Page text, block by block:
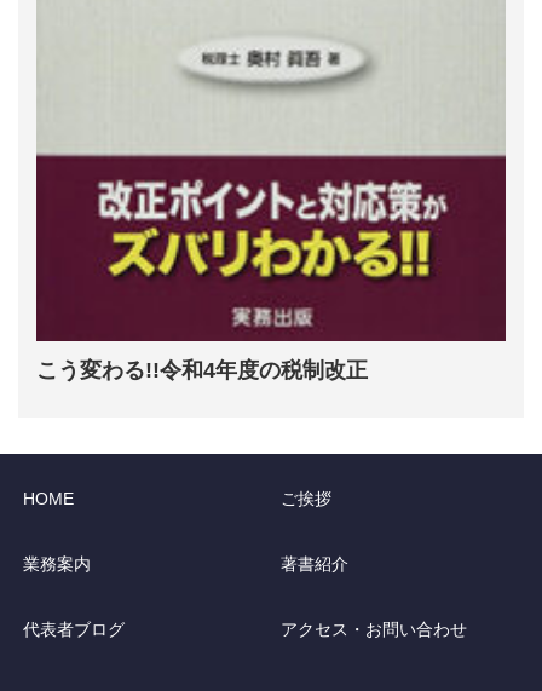
こう変わる!!令和4年度の税制改正
HOME ご挨拶
業務案内 著書紹介
代表者ブログ アクセス・お問い合わせ